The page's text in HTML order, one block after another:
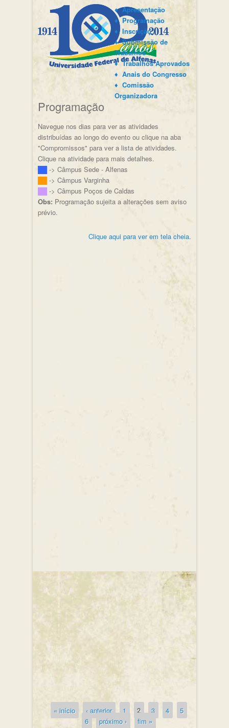
♦ Apresentação
♦ Programação
♦ Inscrição
♦ Submissão de
Trabalhos
♦ Trabalhos Aprovados
♦ Anais do Congresso
♦ Comissão
Organizadora
Programação
Navegue nos dias para ver as atividades
distribuídas ao longo do evento ou clique na aba
"Compromissos" para ver a lista de atividades.
Clique na atividade para mais detalhes.
-> Câmpus Sede - Alfenas
-> Câmpus Varginha
-> Câmpus Poços de Caldas
Obs: Programação sujeita a alterações sem aviso
prévio.
Clique aqui para ver em tela cheia.
Páginas
« início ‹ anterior 1 2 3 4
5
6
próximo › fim »